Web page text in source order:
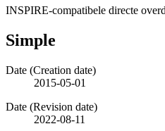
INSPIRE-compatibele directe
Simple
Date (Creation date)
2015-05-01
Date (Revision date)
2022-08-11